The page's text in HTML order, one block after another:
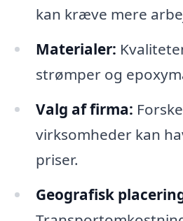
kan kræve mere
Materialer:
strømper og
Valg af firma:
virksomheder kan
priser.
Geografisk